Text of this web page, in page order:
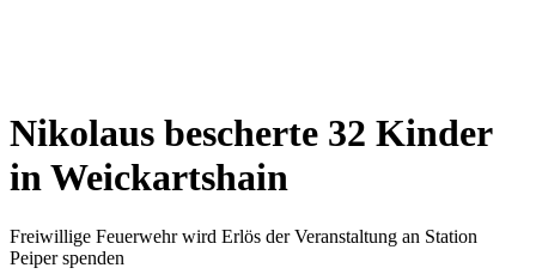
Nikolaus bescherte 32 Kinder
in Weickartshain
Freiwillige Feuerwehr wird Erlös der Veranstaltung an Station
Peiper spenden